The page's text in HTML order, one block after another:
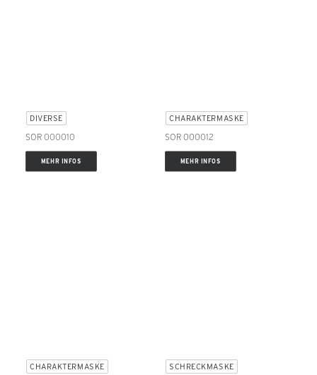
DIVERSE
SOR 000010
MEHR INFOS
CHARAKTERMASKE
SOR 000012
MEHR INFOS
CHARAKTERMASKE SCHRECKMASKE